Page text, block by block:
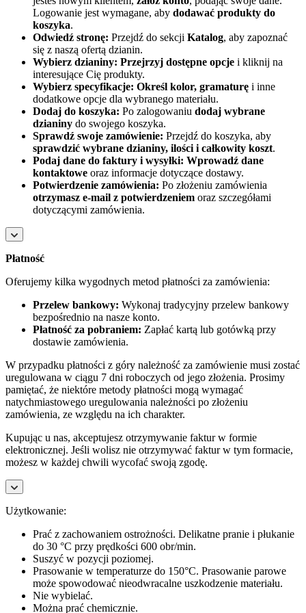
Logowanie jest wymagane, aby dodawać produkty do
koszyka.
Odwiedź stronę: Przejdź do sekcji Katalog, aby zapoznać
się z naszą ofertą dzianin.
Wybierz dzianiny: Przejrzyj dostępne opcje i kliknij na
interesujące Cię produkty.
Wybierz specyfikacje: Określ kolor, gramaturę i inne
dodatkowe opcje dla wybranego materiału.
Dodaj do koszyka: Po zalogowaniu dodaj wybrane
dzianiny do swojego koszyka.
Sprawdź swoje zamówienie: Przejdź do koszyka, aby
sprawdzić wybrane dzianiny, ilości i całkowity koszt.
Podaj dane do faktury i wysyłki: Wprowadź dane
kontaktowe oraz informacje dotyczące dostawy.
Potwierdzenie zamówienia: Po złożeniu zamówienia
otrzymasz e-mail z potwierdzeniem oraz szczegółami
dotyczącymi zamówienia.
Płatność
Oferujemy kilka wygodnych metod płatności za zamówienia:
Przelew bankowy: Wykonaj tradycyjny przelew bankowy
bezpośrednio na nasze konto.
Płatność za pobraniem: Zapłać kartą lub gotówką przy
dostawie zamówienia.
W przypadku płatności z góry należność za zamówienie musi zostać
uregulowana w ciągu 7 dni roboczych od jego złożenia. Prosimy
pamiętać, że niektóre metody płatności mogą wymagać
natychmiastowego uregulowania należności po złożeniu
zamówienia, ze względu na ich charakter.
Kupując u nas, akceptujesz otrzymywanie faktur w formie
elektronicznej. Jeśli wolisz nie otrzymywać faktur w tym formacie,
możesz w każdej chwili wycofać swoją zgodę.
Użytkowanie:
Prać z zachowaniem ostrożności. Delikatne pranie i płukanie
do 30 °C przy prędkości 600 obr/min.
Suszyć w pozycji poziomej.
Prasowanie w temperaturze do 150°C. Prasowanie parowe
może spowodować nieodwracalne uszkodzenie materiału.
Nie wybielać.
Można prać chemicznie.